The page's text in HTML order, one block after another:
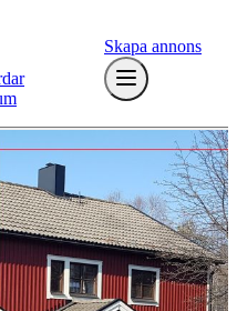
Skapa annons